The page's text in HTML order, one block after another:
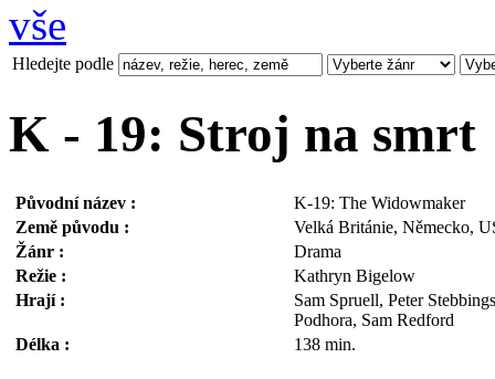
vše
Hledejte podle
K - 19: Stroj na smrt
Původní název :
K-19: The Widowmaker
Země původu :
Velká Británie, Německo,
Žánr :
Drama
Režie :
Kathryn Bigelow
Hrají :
Sam Spruell, Peter
Podhora, Sam Redford
Délka :
138 min.